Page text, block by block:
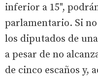
inferior a 15",
parlamentario. Si
los diputados de
a pesar de no
de cinco escaños y,